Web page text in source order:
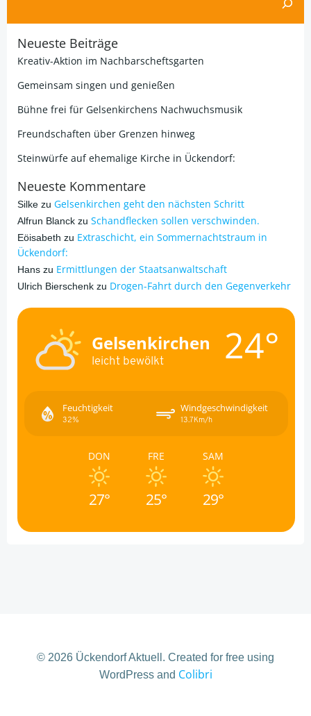
Neueste Beiträge
Kreativ-Aktion im Nachbarscheftsgarten
Gemeinsam singen und genießen
Bühne frei für Gelsenkirchens Nachwuchsmusik
Freundschaften über Grenzen hinweg
Steinwürfe auf ehemalige Kirche in Ückendorf:
Neueste Kommentare
Silke zu Gelsenkirchen geht den nächsten Schritt
Alfrun Blanck zu Schandflecken sollen verschwinden.
Eöisabeth zu Extraschicht, ein Sommernachtstraum in
Ückendorf:
Hans zu Ermittlungen der Staatsanwaltschaft
Ulrich Bierschenk zu Drogen-Fahrt durch den Gegenverkehr
Gelsenkirchen
leicht bewölkt 24°
Feuchtigkeit
32%
Windgeschwindigkeit
13.7Km/h
DON
27°
FRE
25°
SAM
29°
© 2026 Ückendorf Aktuell. Created for free using
WordPress and Colibri